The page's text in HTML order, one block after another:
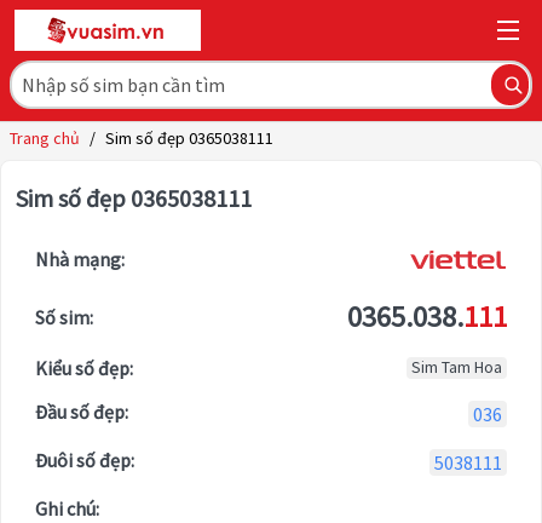
Trang chủ / Sim số đẹp 0365038111
Sim số đẹp 0365038111
Nhà mạng:
Số sim: 0365.038.111
Kiểu số đẹp: Sim Tam Hoa
Đầu số đẹp:
036
Đuôi số đẹp:
5038111
Ghi chú: